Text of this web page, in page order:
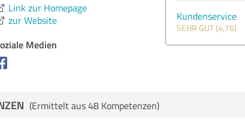
Link zur Homepage
zur Website
Medien
Kundenservice
SEHR GUT (4,76)
(Ermittelt aus 48 Kompetenzen)